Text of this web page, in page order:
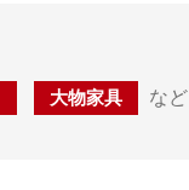
大物家具 など